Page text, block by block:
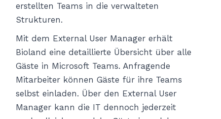
erstellten Teams in die verwalteten
Strukturen.
Mit dem External User Manager erhält
Bioland eine detaillierte Übersicht über alle
Gäste in Microsoft Teams. Anfragende
Mitarbeiter können Gäste für ihre Teams
selbst einladen. Über den External User
Manager kann die IT dennoch jederzeit